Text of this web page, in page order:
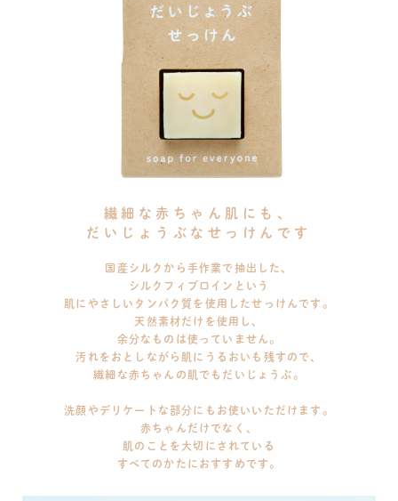
繊細な赤ちゃん肌にも、
だいじょうぶなせっけんです
国産シルクから手作業で抽出した、
シルクフィブロインという
肌にやさしいタンパク質を使用したせっけんです。
天然素材だけを使用し、
余分なものは使っていません。
汚れをおとしながら肌にうるおいも残すので、
繊細な赤ちゃんの肌でもだいじょうぶ。
洗顔やデリケートな部分にもお使いいただけます。
赤ちゃんだけでなく、
肌のことを大切にされている
すべてのかたにおすすめです。